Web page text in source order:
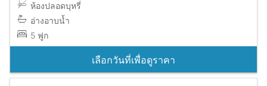
ห้องปลอดบุหรี่
อ่างอาบน้ำ
5 ฟูก
เลือกวันที่เพื่อดูราคา